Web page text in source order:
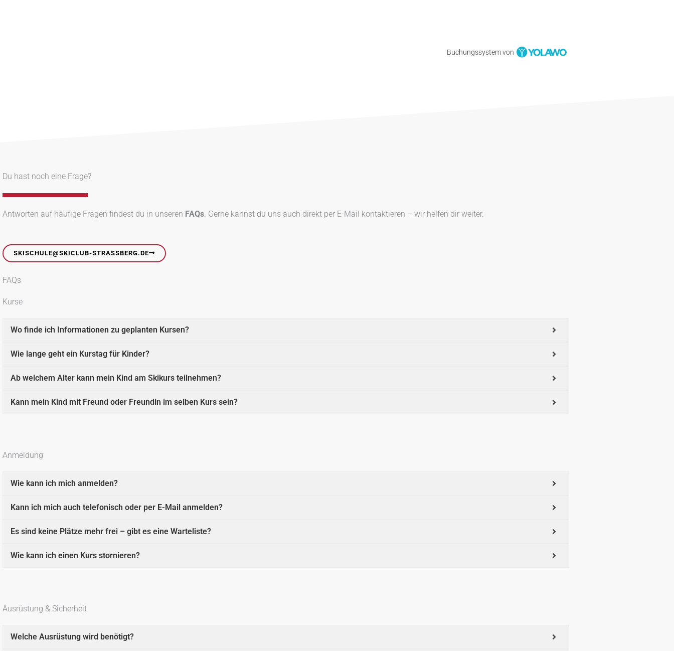
Buchungssystem von
Du hast noch eine Frage?
Antworten auf häufige Fragen findest du in unseren FAQs. Gerne kannst du uns auch direkt per E-Mail kontaktieren – wir helfen dir weiter.
SKISCHULE@SKICLUB-STRASSBERG.DE
FAQs
Kurse
Wo finde ich Informationen zu geplanten Kursen?
Wie lange geht ein Kurstag für Kinder?
Ab welchem Alter kann mein Kind am Skikurs teilnehmen?
Kann mein Kind mit Freund oder Freundin im selben Kurs sein?
Anmeldung
Wie kann ich mich anmelden?
Kann ich mich auch telefonisch oder per E-Mail anmelden?
Es sind keine Plätze mehr frei – gibt es eine Warteliste?
Wie kann ich einen Kurs stornieren?
Ausrüstung & Sicherheit
Welche Ausrüstung wird benötigt?